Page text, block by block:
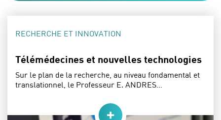
CATÉGORIE :
RECHERCHE ET INNOVATION
Télémédecines et nouvelles technologies
Sur le plan de la recherche, au niveau fondamental et
translationnel, le Professeur E. ANDRES…